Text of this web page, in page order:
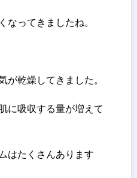
なってきましたね。
が乾燥してきました。
に吸収する量が増えて
はたくさんあります